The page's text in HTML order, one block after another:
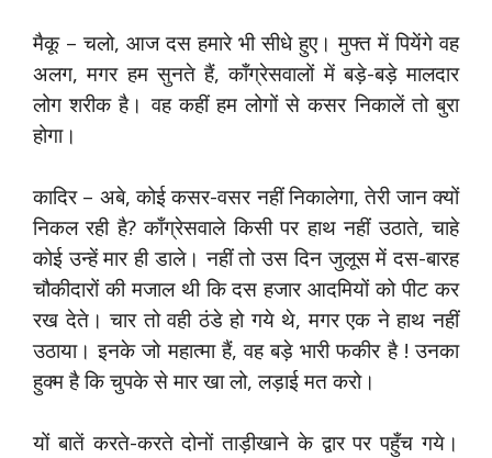
मैकू – चलो, आज दस हमारे भी सीधे हुए। मुफ्त में पियेंगे वह
अलग, मगर हम सुनते हैं, काँग्रेसवालों में बड़े-बड़े मालदार
लोग शरीक है। वह कहीं हम लोगों से कसर निकालें तो बुरा
होगा।
कादिर – अबे, कोई कसर-वसर नहीं निकालेगा, तेरी जान क्यों
निकल रही है? काँग्रेसवाले किसी पर हाथ नहीं उठाते, चाहे
कोई उन्हें मार ही डाले। नहीं तो उस दिन जुलूस में दस-बारह
चौकीदारों की मजाल थी कि दस हजार आदमियों को पीट कर
रख देते। चार तो वही ठंडे हो गये थे, मगर एक ने हाथ नहीं
उठाया। इनके जो महात्मा हैं, वह बड़े भारी फकीर है ! उनका
हुक्म है कि चुपके से मार खा लो, लड़ाई मत करो।
यों बातें करते-करते दोनों ताड़ीखाने के द्वार पर पहुँच गये।